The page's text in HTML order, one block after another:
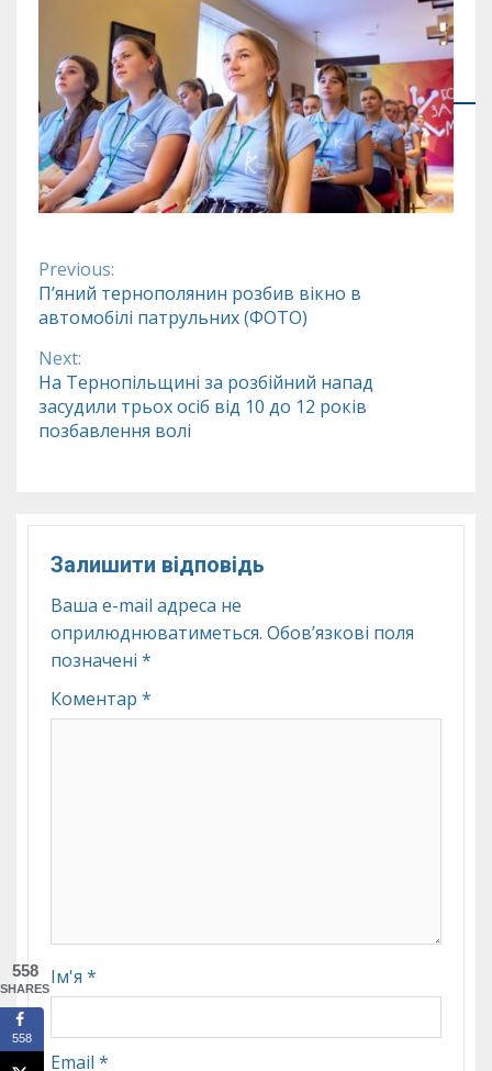
Continue
Reading
Previous:
П’яний тернополянин розбив вікно в
автомобілі патрульних (ФОТО)
Next:
На Тернопільщині за розбійний напад
засудили трьох осіб від 10 до 12 років
позбавлення волі
Залишити відповідь
Ваша e-mail адреса не
оприлюднюватиметься. Обов’язкові поля
позначені *
Коментар *
Ім'я *
Email *
558
SHARES
558